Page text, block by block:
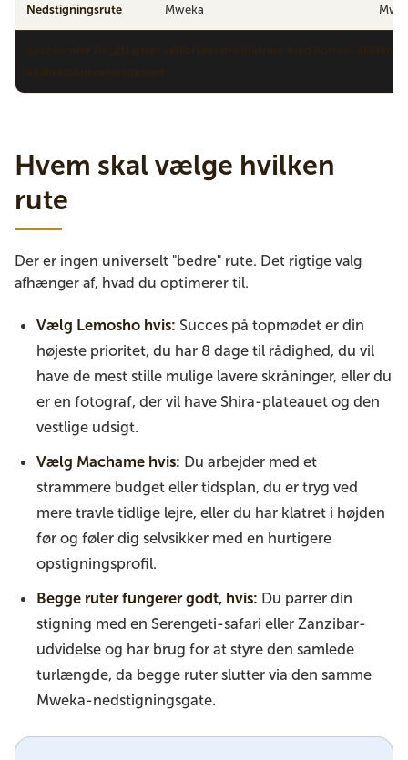
Nedstigningsrute Mweka
Hvem skal vælge hvilken
rute
Der er ingen universelt "bedre" rute. Det rigtige valg
afhænger af, hvad du optimerer til.
Vælg Lemosho hvis: Succes på topmødet er din
højeste prioritet, du har 8 dage til rådighed, du vil
have de mest stille mulige lavere skråninger, eller du
er en fotograf, der vil have Shira-plateauet og den
vestlige udsigt.
Vælg Machame hvis: Du arbejder med et
strammere budget eller tidsplan, du er tryg ved
mere travle tidlige lejre, eller du har klatret i højden
før og føler dig selvsikker med en hurtigere
opstigningsprofil.
Begge ruter fungerer godt, hvis: Du parrer din
stigning med en Serengeti-safari eller Zanzibar-
udvidelse og har brug for at styre den samlede
turlængde, da begge ruter slutter via den samme
Mweka-nedstigningsgate.